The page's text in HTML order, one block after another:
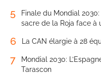
5
Finale du Mondial
sacre de la Roja face à
6 La CAN élargie à 28
7
Mondial 2030:
Tarascon